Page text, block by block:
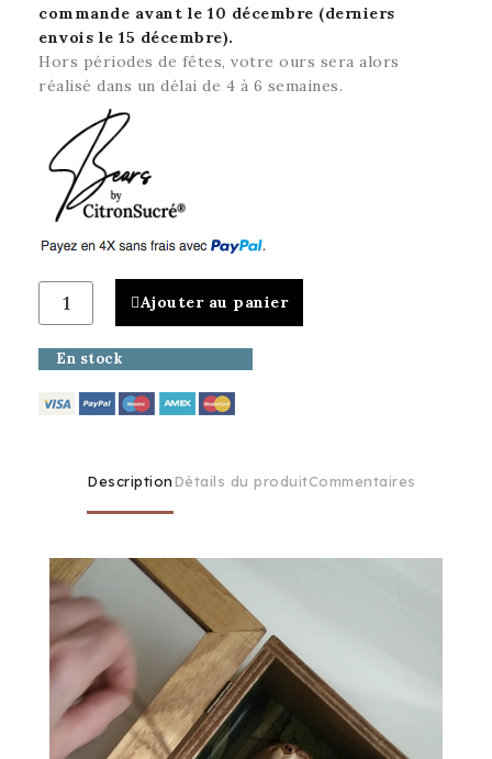
commande avant le 10 décembre (derniers
envois le 15 décembre).
Hors périodes de fêtes, votre ours sera alors
réalisé dans un délai de 4 à 6 semaines.
Ajouter au panier
En stock
DescriptionDétails du produitCommentaires